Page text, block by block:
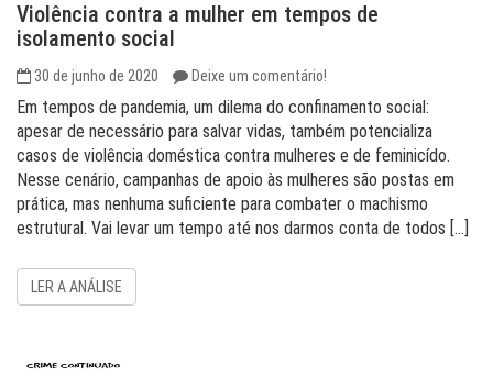
Violência contra a mulher em tempos de
isolamento social
30 de junho de 2020 Deixe um comentário!
Em tempos de pandemia, um dilema do confinamento social:
apesar de necessário para salvar vidas, também potencializa
casos de violência doméstica contra mulheres e de feminicído.
Nesse cenário, campanhas de apoio às mulheres são postas em
prática, mas nenhuma suficiente para combater o machismo
estrutural. Vai levar um tempo até nos darmos conta de todos […]
LER A ANÁLISE